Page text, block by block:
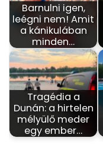
Barnulni igen,
leégni nem! Amit
a kánikulában
minden…
Tragédia a
Dunán: a hirtelen
mélyülő meder
egy ember…